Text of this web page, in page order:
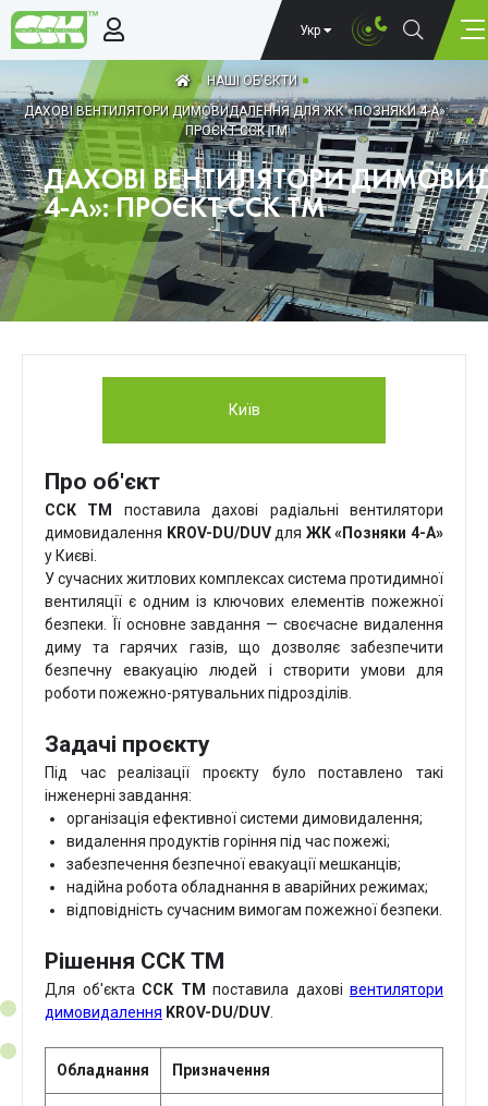
Укр
НАШІ ОБ'ЄКТИ
ДАХОВІ ВЕНТИЛЯТОРИ ДИМОВИДАЛЕННЯ ДЛЯ ЖК «ПОЗНЯКИ 4-А»:
ПРОЄКТ ССК ТМ
ДАХОВІ ВЕНТИЛЯТОРИ
4-А»: ПРОЄКТ ССК ТМ
Київ
Про об'єкт
ССК ТМ
поставила дахові радіальні вентилятори
димовидалення KROV-DU/DUVдля ЖК «Позняки 4-А»
у Києві.
У сучасних житлових комплексах система протидимної
вентиляції є одним із ключових елементів пожежної
безпеки. Її основне завдання — своєчасне видалення
диму та гарячих газів, що дозволяє забезпечити
безпечну евакуацію людей і створити умови для
роботи пожежно-рятувальних підрозділів.
Задачі проєкту
Під час реалізації проєкту було поставлено такі
інженерні завдання:
організація ефективної системи димовидалення;
видалення продуктів горіння під час пожежі;
забезпечення безпечної евакуації мешканців;
надійна робота обладнання в аварійних режимах;
відповідність сучасним вимогам пожежної безпеки.
Рішення ССК ТМ
Для об'єкта ССК ТМ поставила дахові вентилятори
димовидалення KROV-DU/DUV
Обладнання Призначення